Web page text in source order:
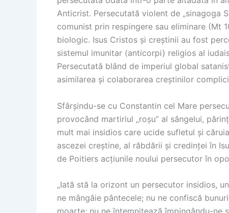
Anticrist. Persecutată violent de „sinagoga
comunist prin respingere sau eliminare (Mt
biologic. Isus Cristos și creștinii au fost
sistemul imunitar (anticorpi) religios al
Persecutată blând de imperiul global
asimilarea și colaborarea creștinilor
Sfârșindu-se cu Constantin cel Mare
provocând martiriul „roșu” al sângelui,
mult mai insidios care ucide sufletul și
ascezei creștine, al răbdării și credinței în
de Poitiers acțiunile noului persecutor în
„Iată stă la orizont un persecutor insidios,
ne mângâie pântecele; nu ne confiscă